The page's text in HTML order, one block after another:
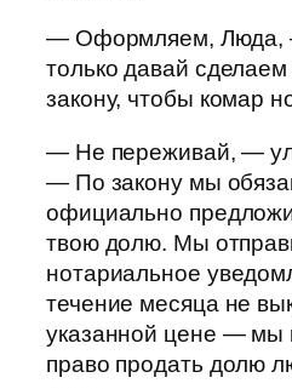
— Оформляем, Люда,
только давай сделаем
закону, чтобы комар
— Не переживай, —
— По закону мы
официально
твою долю. Мы
нотариальное
течение месяца не
указанной цене — мы
право продать долю